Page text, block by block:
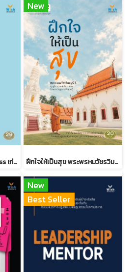
Wisdom, Virtue, Happiness เก่ง ดี มีสุข ดร.วรภัทร์ ภู่เจริญ
New
ฝึกใจให้เป็นสุข พระพรหมวัชรวิมลมุนี วิ. (บุญชิต ญาณสํวโร ป.ธ.9)
New
Best Seller